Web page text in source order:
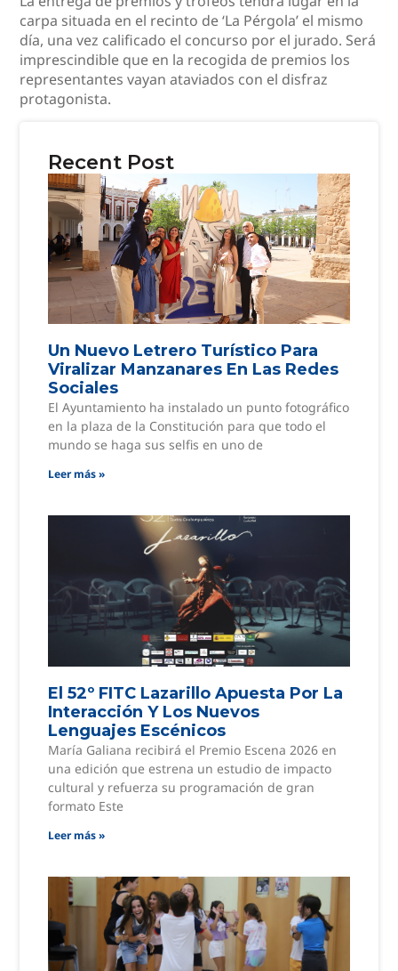
carpa situada en el recinto de ‘La Pérgola’ el mismo
día, una vez calificado el concurso por el jurado. Será
imprescindible que en la recogida de premios los
representantes vayan ataviados con el disfraz
protagonista.
Recent Post
Un Nuevo Letrero Turístico Para
Viralizar Manzanares En Las Redes
Sociales
El Ayuntamiento ha instalado un punto fotográfico
en la plaza de la Constitución para que todo el
mundo se haga sus selfis en uno de
Leer más »
El 52º FITC Lazarillo Apuesta Por La
Interacción Y Los Nuevos
Lenguajes Escénicos
María Galiana recibirá el Premio Escena 2026 en
una edición que estrena un estudio de impacto
cultural y refuerza su programación de gran
formato Este
Leer más »